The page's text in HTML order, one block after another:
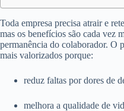
Toda empresa precisa atrair e
mas os benefícios são cada vez
permanência do colaborador. O
mais valorizados porque:
reduz faltas por dores de
melhora a qualidade de